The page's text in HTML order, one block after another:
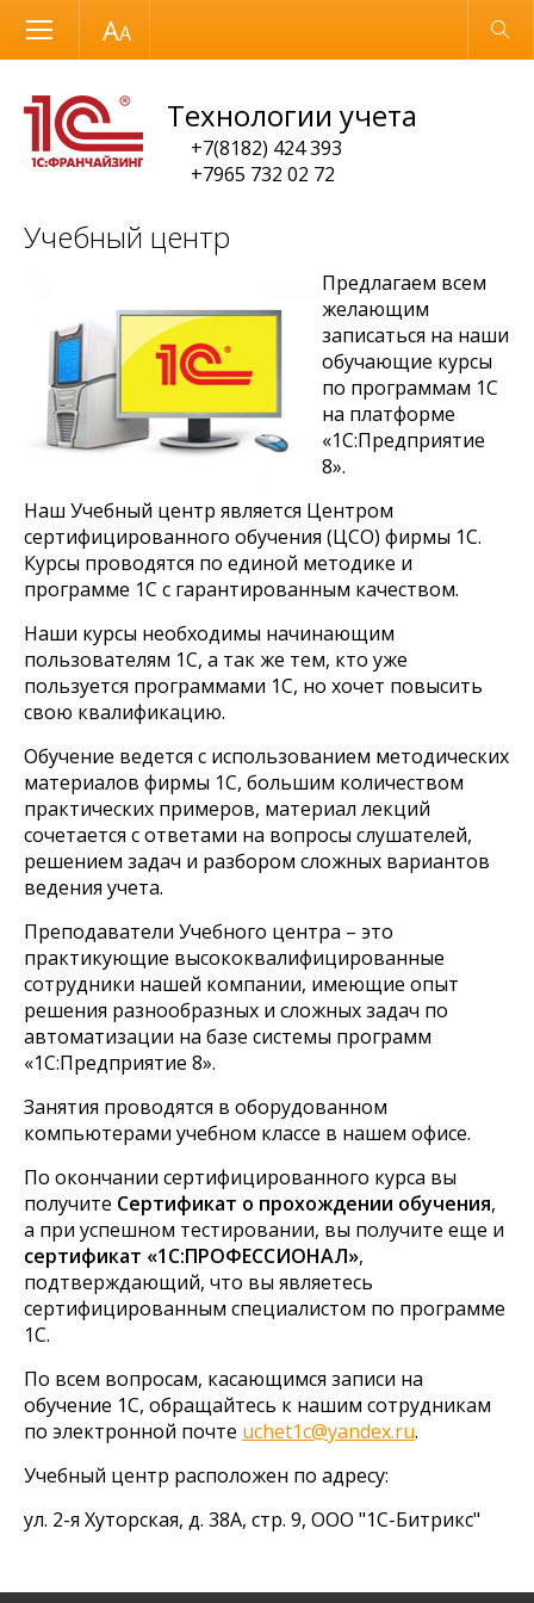
Размер шрифта Обычная версия
Технологии учета
+7(8182) 424 393
+7965 732 02 72
Учебный центр
Предлагаем всем
желающим
записаться на наши
обучающие курсы
по программам 1С
на платформе
«1С:Предприятие
8».
Наш Учебный центр является Центром
сертифицированного обучения (ЦСО) фирмы 1С.
Курсы проводятся по единой методике и
программе 1С с гарантированным качеством.
Наши курсы необходимы начинающим
пользователям 1С, а так же тем, кто уже
пользуется программами 1С, но хочет повысить
свою квалификацию.
Обучение ведется с использованием методических
материалов фирмы 1С, большим количеством
практических примеров, материал лекций
сочетается с ответами на вопросы слушателей,
решением задач и разбором сложных вариантов
ведения учета.
Преподаватели Учебного центра – это
практикующие высококвалифицированные
сотрудники нашей компании, имеющие опыт
решения разнообразных и сложных задач по
автоматизации на базе системы программ
«1С:Предприятие 8».
Занятия проводятся в оборудованном
компьютерами учебном классе в нашем офисе.
По окончании сертифицированного курса вы
получите Сертификат о прохождении обучения,
а при успешном тестировании, вы получите еще и
сертификат «1С:ПРОФЕССИОНАЛ»,
подтверждающий, что вы являетесь
сертифицированным специалистом по программе
1С.
По всем вопросам, касающимся записи на
обучение 1С, обращайтесь к нашим сотрудникам
по электронной почте uchet1c@yandex.ru.
Учебный центр расположен по адресу:
ул. 2-я Хуторская, д. 38А, стр. 9, ООО "1С-Битрикс"